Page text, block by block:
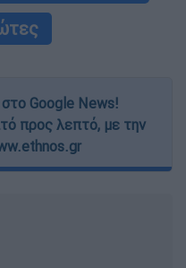
Google News!
προς λεπτό, με την